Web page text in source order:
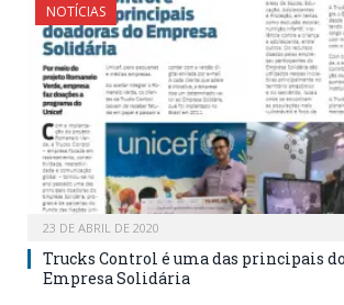
NOTÍCIAS
23 DE ABRIL DE 2020
Trucks Control é uma das principais
Empresa Solidária